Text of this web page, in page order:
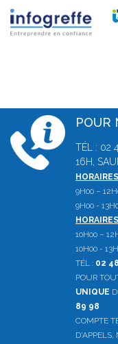
POUR
TÉL : 02
16H,
9H00 –
9H00 -
10H00 –
10H00 -
TÉL : 02
POUR
UNIQUE
89 98
COMPTE
D'APPELS,